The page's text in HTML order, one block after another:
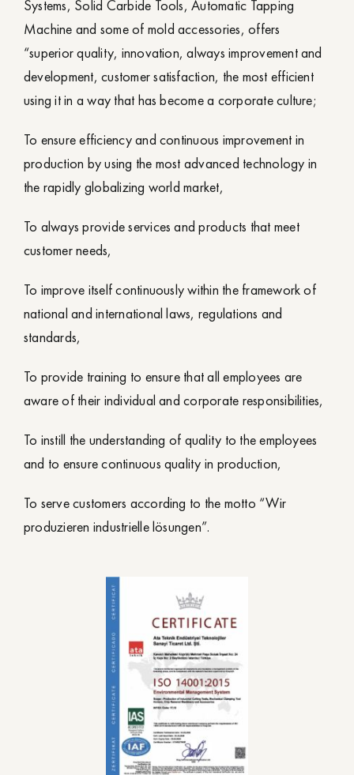
Systems, Solid Carbide Tools, Automatic Tapping
Machine and some of mold accessories, offers
“superior quality, innovation, always improvement and
development, customer satisfaction, the most efficient
using it in a way that has become a corporate culture;
To ensure efficiency and continuous improvement in
production by using the most advanced technology in
the rapidly globalizing world market,
To always provide services and products that meet
customer needs,
To improve itself continuously within the framework of
national and international laws, regulations and
standards,
To provide training to ensure that all employees are
aware of their individual and corporate responsibilities,
To instill the understanding of quality to the employees
and to ensure continuous quality in production,
To serve customers according to the motto “Wir
produzieren industrielle lösungen”.